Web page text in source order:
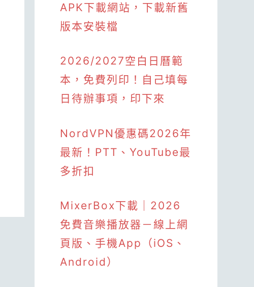
APK下載網站，下載新舊
版本安裝檔
2026/2027空白日曆範
本，免費列印！自己填每
日待辦事項，印下來
NordVPN優惠碼2026年
最新！PTT、YouTube最
多折扣
MixerBox下載｜2026
免費音樂播放器－線上網
頁版、手機App（iOS、
Android）